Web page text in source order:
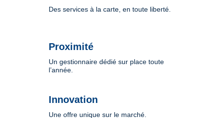
Des services à la carte, en toute liberté.
Proximité
Un gestionnaire dédié sur place toute
l’année.
Innovation
Une offre unique sur le marché.